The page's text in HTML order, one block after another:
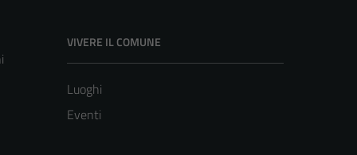
VIVERE IL COMUNE
Luoghi
Eventi